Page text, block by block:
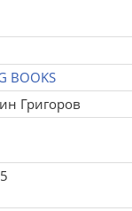
BOOKS
Григоров